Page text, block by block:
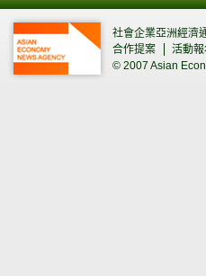
社會企業亞洲經濟
合作提案
活動報
© 2007 Asian